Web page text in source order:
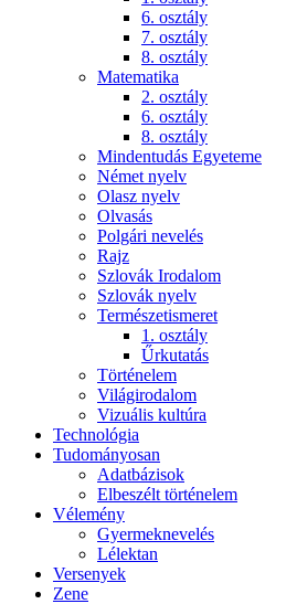
6. osztály
7. osztály
8. osztály
Matematika
2. osztály
6. osztály
8. osztály
Mindentudás Egyeteme
Német nyelv
Olasz nyelv
Olvasás
Polgári nevelés
Rajz
Szlovák Irodalom
Szlovák nyelv
Természetismeret
1. osztály
Űrkutatás
Történelem
Világirodalom
Vizuális kultúra
Technológia
Tudományosan
Adatbázisok
Elbeszélt történelem
Vélemény
Gyermeknevelés
Lélektan
Versenyek
Zene